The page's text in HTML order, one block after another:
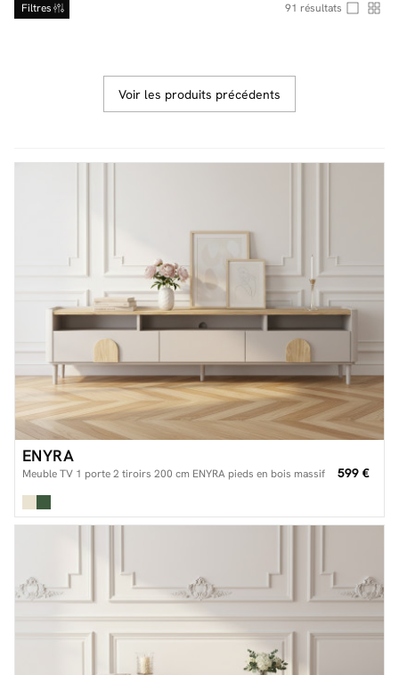
Facilité de paiements
Filtres 91 résultats
Voir les produits précédents
ENYRA
Meuble TV 1 porte 2 tiroirs 200 cm ENYRA pieds en bois massif 599 €